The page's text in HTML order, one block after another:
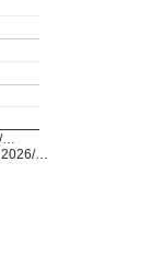
…
2026/…